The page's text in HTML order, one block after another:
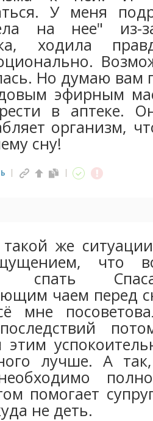
У меня
на нее" из-
ходила
Но думаю вам
эфирным
в аптеке.
организм,
сну!
же
что
спать
чаем перед
мне
этим
лучше. А
помогает
не деть.